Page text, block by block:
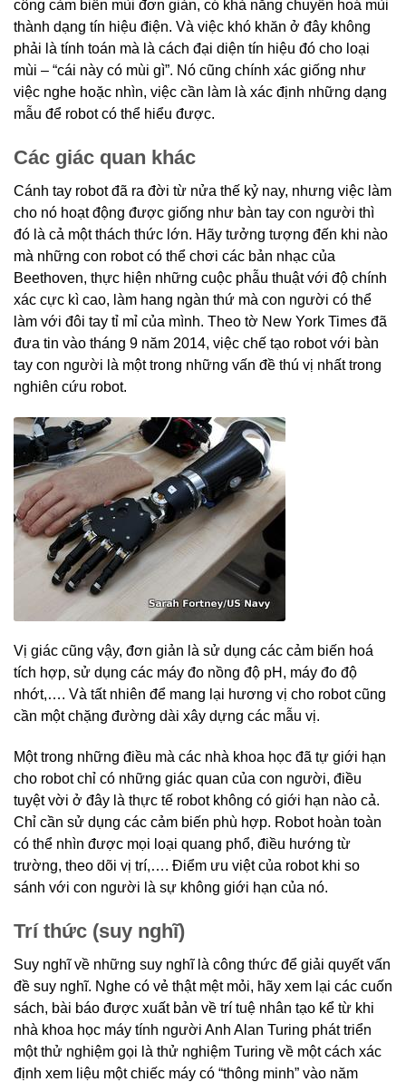
công cảm biến mùi đơn giản, có khả năng chuyển hoá mùi
thành dạng tín hiệu điện. Và việc khó khăn ở đây không
phải là tính toán mà là cách đại diện tín hiệu đó cho loại
mùi – “cái này có mùi gì”. Nó cũng chính xác giống như
việc nghe hoặc nhìn, việc cần làm là xác định những dạng
mẫu để robot có thể hiểu được.
Các giác quan khác
Cánh tay robot đã ra đời từ nửa thế kỷ nay, nhưng việc làm
cho nó hoạt động được giống như bàn tay con người thì
đó là cả một thách thức lớn. Hãy tưởng tượng đến khi nào
mà những con robot có thể chơi các bản nhạc của
Beethoven, thực hiện những cuộc phẫu thuật với độ chính
xác cực kì cao, làm hang ngàn thứ mà con người có thể
làm với đôi tay tỉ mỉ của mình. Theo tờ New York Times đã
đưa tin vào tháng 9 năm 2014, việc chế tạo robot với bàn
tay con người là một trong những vấn đề thú vị nhất trong
nghiên cứu robot.
Vị giác cũng vậy, đơn giản là sử dụng các cảm biến hoá
tích hợp, sử dụng các máy đo nồng độ pH, máy đo độ
nhớt,…. Và tất nhiên để mang lại hương vị cho robot cũng
cần một chặng đường dài xây dựng các mẫu vị.
Một trong những điều mà các nhà khoa học đã tự giới hạn
cho robot chỉ có những giác quan của con người, điều
tuyệt vời ở đây là thực tế robot không có giới hạn nào cả.
Chỉ cần sử dụng các cảm biến phù hợp. Robot hoàn toàn
có thể nhìn được mọi loại quang phổ, điều hướng từ
trường, theo dõi vị trí,…. Điểm ưu việt của robot khi so
sánh với con người là sự không giới hạn của nó.
Trí thức (suy nghĩ)
Suy nghĩ về những suy nghĩ là công thức để giải quyết vấn
đề suy nghĩ. Nghe có vẻ thật mệt mỏi, hãy xem lại các cuốn
sách, bài báo được xuất bản về trí tuệ nhân tạo kể từ khi
nhà khoa học máy tính người Anh Alan Turing phát triển
một thử nghiệm gọi là thử nghiệm Turing về một cách xác
định xem liệu một chiếc máy có “thông minh” vào năm